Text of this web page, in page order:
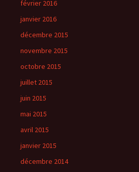
février 2016
janvier 2016
décembre 2015
novembre 2015
octobre 2015
juillet 2015
juin 2015
mai 2015
avril 2015
janvier 2015
décembre 2014